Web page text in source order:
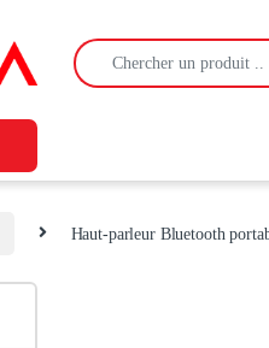
Search for:
Haut-parleur Bluetooth